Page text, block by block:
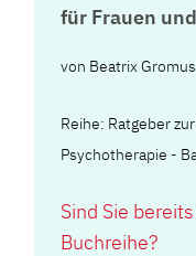
für Frauen
von Beatrix Gromus
Reihe: Ratgeber
Psychotherapie -
Sind Sie
Buchreihe?